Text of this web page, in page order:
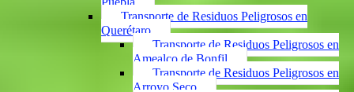
Transporte de Residuos Peligrosos en
Querétaro
Transporte de Residuos Peligrosos en
Amealco de Bonfil
Transporte de Residuos Peligrosos en
Arroyo Seco